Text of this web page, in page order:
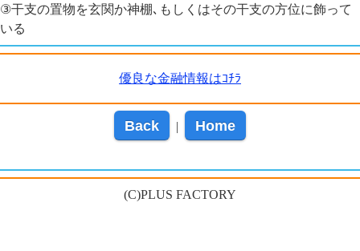
③干支の置物を玄関か神棚､もしくはその干支の方位に飾って
いる
優良な金融情報はｺﾁﾗ
Back | Home
(C)PLUS FACTORY